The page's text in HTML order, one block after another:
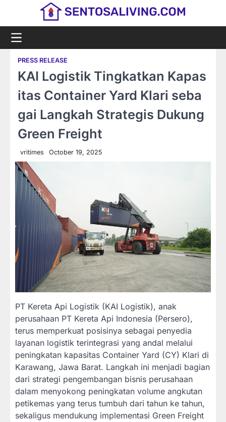
PRESS RELEASE
KAI Logistik Tingkatkan Kapas
itas Container Yard Klari seba
gai Langkah Strategis Dukung
Green Freight
vritimes October 19, 2025
PT Kereta Api Logistik (KAI Logistik), anak
perusahaan PT Kereta Api Indonesia (Persero),
terus memperkuat posisinya sebagai penyedia
layanan logistik terintegrasi yang andal melalui
peningkatan kapasitas Container Yard (CY) Klari di
Karawang, Jawa Barat. Langkah ini menjadi bagian
dari strategi pengembangan bisnis perusahaan
dalam menyokong peningkatan volume angkutan
petikemas yang terus tumbuh dari tahun ke tahun,
sekaligus mendukung implementasi Green Freight